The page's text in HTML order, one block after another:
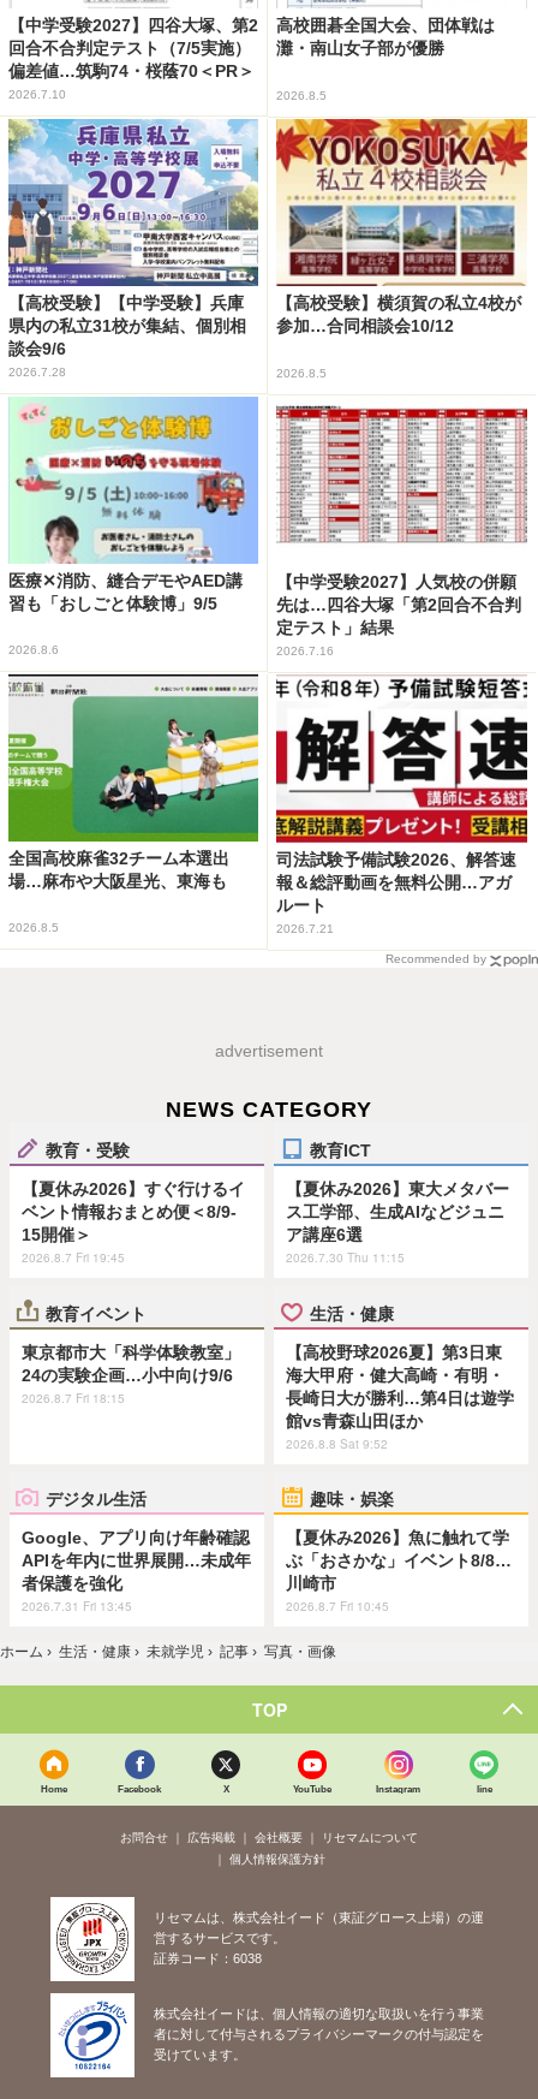
【中学受験2027】四谷大塚、第2
回合不合判定テスト（7/5実施）
偏差値…筑駒74・桜蔭70＜PR＞
2026.7.10
高校囲碁全国大会、団体戦は
灘・南山女子部が優勝
2026.8.5
【高校受験】【中学受験】兵庫
県内の私立31校が集結、個別相
談会9/6
2026.7.28
【高校受験】横須賀の私立4校が
参加…合同相談会10/12
2026.8.5
医療✕消防、縫合デモやAED講
習も「おしごと体験博」9/5
2026.8.6
【中学受験2027】人気校の併願
先は…四谷大塚「第2回合不合判
定テスト」結果
2026.7.16
全国高校麻雀32チーム本選出
場…麻布や大阪星光、東海も
2026.8.5
司法試験予備試験2026、解答速
報＆総評動画を無料公開…アガ
ルート
2026.7.21
Recommended by
advertisement
NEWS CATEGORY
教育・受験
【夏休み2026】すぐ行けるイ
ベント情報おまとめ便＜8/9-
15開催＞
2026.8.7 Fri 19:45
教育ICT
【夏休み2026】東大メタバー
ス工学部、生成AIなどジュニ
ア講座6選
2026.7.30 Thu 11:15
教育イベント
東京都市大「科学体験教室」
24の実験企画…小中向け9/6
2026.8.7 Fri 18:15
生活・健康
【高校野球2026夏】第3日東
海大甲府・健大高崎・有明・
長崎日大が勝利…第4日は遊学
館vs青森山田ほか
2026.8.8 Sat 9:52
デジタル生活
Google、アプリ向け年齢確認
APIを年内に世界展開…未成年
者保護を強化
2026.7.31 Fri 13:45
趣味・娯楽
【夏休み2026】魚に触れて学
ぶ「おさかな」イベント8/8…
川崎市
2026.8.7 Fri 10:45
ホーム › 生活・健康 › 未就学児 › 記事 › 写真・画像
TOP
Home Facebook X YouTube Instagram line
お問合せ 広告掲載 会社概要
リセマムについて
個人情報保護方針
リセマムは、株式会社イード（東証グロース上場）の運
営するサービスです。
証券コード：6038
株式会社イードは、個人情報の適切な取扱いを行う事業
者に対して付与されるプライバシーマークの付与認定を
受けています。